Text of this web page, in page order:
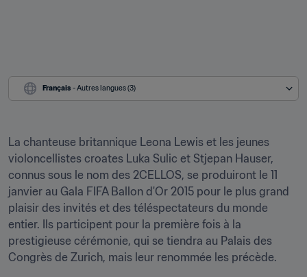
Français - Autres langues (3)
La chanteuse britannique Leona Lewis et les jeunes
violoncellistes croates Luka Sulic et Stjepan Hauser,
connus sous le nom des 2CELLOS, se produiront le 11
janvier au Gala FIFA Ballon d'Or 2015 pour le plus grand
plaisir des invités et des téléspectateurs du monde
entier. Ils participent pour la première fois à la
prestigieuse cérémonie, qui se tiendra au Palais des
Congrès de Zurich, mais leur renommée les précède.